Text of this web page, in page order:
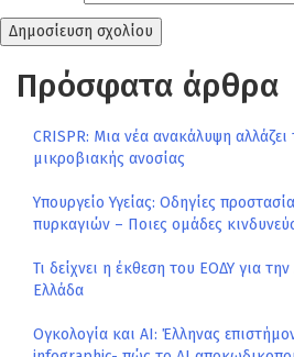
Πρόσφατα άρθρα
CRISPR: Μια νέα ανακάλυψη
μικροβιακής ανοσίας
Υπουργείο Υγείας: Οδηγίες
πυρκαγιών – Ποιες ομάδες
Τι δείχνει η έκθεση του ΕΟΔΥ για
Ελλάδα
Ογκολογία και AI: Έλληνας